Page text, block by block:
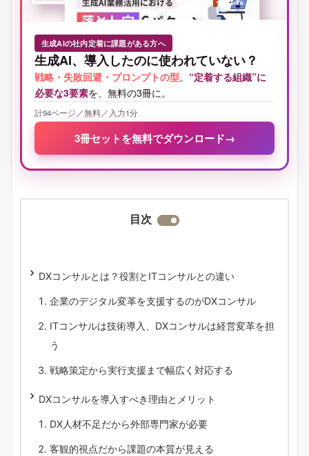
生成AIの社内定着に課題がある方へ
生成AI、導入したのに使われていない？
戦略・失敗回避・プロンプトの型。 “定着する組織”に
必要な3要素を、無料の3冊に。
計94ページ／無料／入力1分
3冊セットを無料でダウンロード→
目次
DXコンサルとは？役割とITコンサルとの違い
企業のデジタル変革を支援するのがDXコンサル
ITコンサルは技術導入、DXコンサルは経営変革を担
う
戦略策定から実行支援まで幅広く対応する
DXコンサルを導入すべき理由とメリット
DX人材不足だから外部専門家が必要
客観的視点だから課題の本質が見える